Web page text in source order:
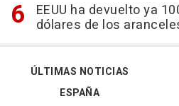
EEUU ha devuelto ya
dólares de los
ÚLTIMAS NOTICIAS
ESPAÑA